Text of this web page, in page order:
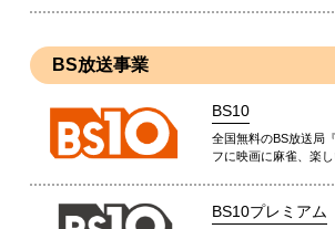
BS放送事業
BS10
全国無料のBS放送局
フに映画に麻雀、楽
BS10プレミアム